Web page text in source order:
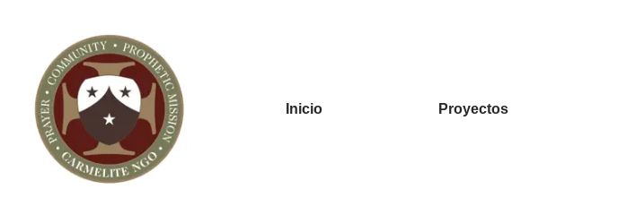
Inicio Proyectos